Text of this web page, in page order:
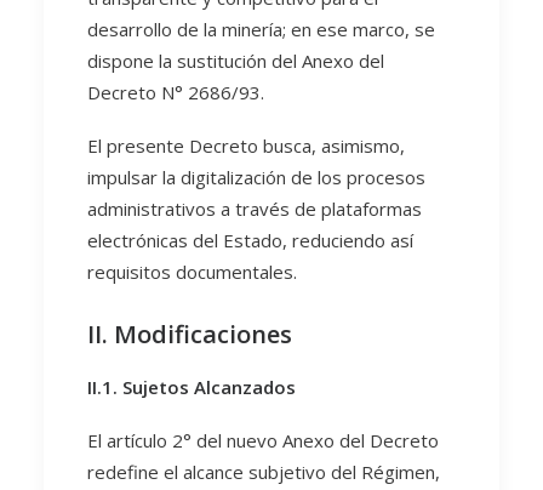
desarrollo de la minería; en ese marco, se
dispone la sustitución del Anexo del
Decreto N° 2686/93.
El presente Decreto busca, asimismo,
impulsar la digitalización de los procesos
administrativos a través de plataformas
electrónicas del Estado, reduciendo así
requisitos documentales.
II. Modificaciones
II.1. Sujetos Alcanzados
El artículo 2° del nuevo Anexo del Decreto
redefine el alcance subjetivo del Régimen,